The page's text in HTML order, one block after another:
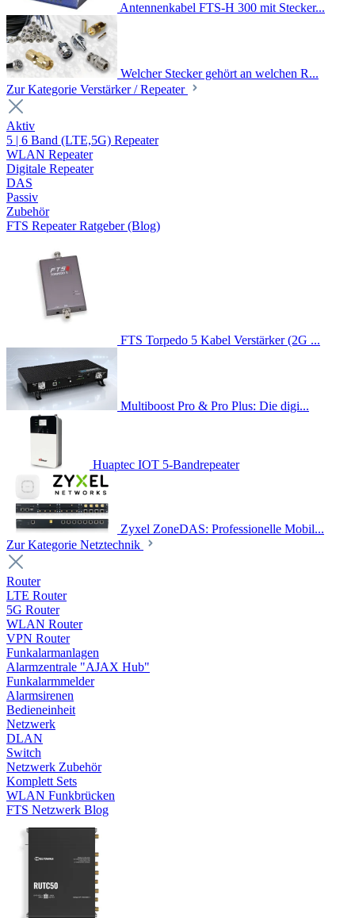
Antennenkabel FTS-H 300 mit Stecker...
Welcher Stecker gehört an welchen R...
Zur Kategorie Verstärker / Repeater
Aktiv
5 | 6 Band (LTE,5G) Repeater
WLAN Repeater
Digitale Repeater
DAS
Passiv
Zubehör
FTS Repeater Ratgeber (Blog)
FTS Torpedo 5 Kabel Verstärker (2G ...
Multiboost Pro & Pro Plus: Die digi...
Huaptec IOT 5-Bandrepeater
Zyxel ZoneDAS: Professionelle Mobil...
Zur Kategorie Netztechnik
Router
LTE Router
5G Router
WLAN Router
VPN Router
Funkalarmanlagen
Alarmzentrale "AJAX Hub"
Funkalarmmelder
Alarmsirenen
Bedieneinheit
Netzwerk
DLAN
Switch
Netzwerk Zubehör
Komplett Sets
WLAN Funkbrücken
FTS Netzwerk Blog